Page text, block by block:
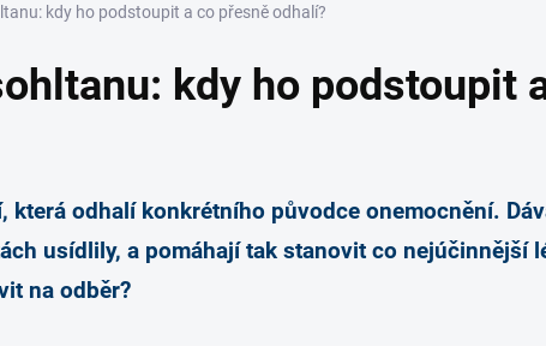
kdy ho podstoupit a co přesně odhalí?
kdy ho podstoupit
odhalí konkrétního původce onemocnění.
usídlily, a pomáhají tak stanovit co nejúčinnější
na odběr?